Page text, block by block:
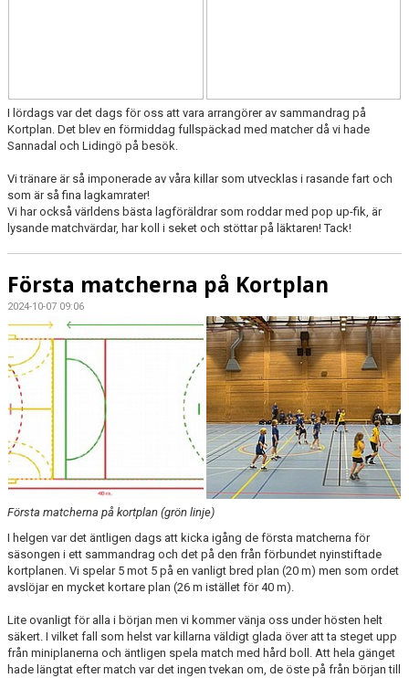
I lördags var det dags för oss att vara arrangörer av sammandrag på
Kortplan. Det blev en förmiddag fullspäckad med matcher då vi hade
Sannadal och Lidingö på besök.
Vi tränare är så imponerade av våra killar som utvecklas i rasande fart och
som är så fina lagkamrater!
Vi har också världens bästa lagföräldrar som roddar med pop up-fik, är
lysande matchvärdar, har koll i seket och stöttar på läktaren! Tack!
Första matcherna på Kortplan
2024-10-07 09:06
Första matcherna på kortplan (grön linje)
I helgen var det äntligen dags att kicka igång de första matcherna för
säsongen i ett sammandrag och det på den från förbundet nyinstiftade
kortplanen. Vi spelar 5 mot 5 på en vanligt bred plan (20 m) men som ordet
avslöjar en mycket kortare plan (26 m istället för 40 m).
Lite ovanligt för alla i början men vi kommer vänja oss under hösten helt
säkert. I vilket fall som helst var killarna väldigt glada över att ta steget upp
från miniplanerna och äntligen spela match med hård boll. Att hela gänget
hade längtat efter match var det ingen tvekan om, de öste på från början till